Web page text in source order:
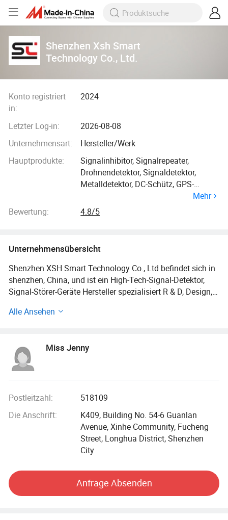
Shenzhen Xsh Smart
Technology Co., Ltd.
Konto registriert
in:
2024
Letzter Log-in:
2026-08-08
Unternehmensart:
Hersteller/Werk
Hauptprodukte:
Signalinhibitor, Signalrepeater,
Drohnendetektor, Signaldetektor,
Metalldetektor, DC-Schütz, GPS-
Tracker, Signalanalysator, Signaltester,
Gasdetektor
Mehr
Bewertung:
4.8/5
Unternehmensübersicht
Shenzhen XSH Smart Technology Co., Ltd befindet sich in
shenzhen, China, und ist ein High-Tech-Signal-Detektor,
Signal-Störer-Geräte Hersteller spezialisiert R & D, Design,
Wireless Coverage Product (2345G WiFi LTE BLE RF...), und
befriedigende Produkte, so dass unser Leben sicherer und
conveninet.
14001 Qualitätssystem Zertifizierung, zwei standardisierte
hat ein professionelles Forschungs-und Entwicklungsteam,
mehrere neue Produkte werden jedes Jahr eingeführt,
tägliche Produktion von Hunderten von Einheiten, Jedes
Gerät durch die Standard-Daten-Test und Alterungstest für
von Kundenaufträgen garantieren, die Produkte verkaufen
sich gut in mehr als sechzig Ländern wie den Vereinigten
Alle Ansehen
Miss Jenny
Postleitzahl:
518109
Die Anschrift:
K409, Building No. 54-6 Guanlan
Avenue, Xinhe Community, Fucheng
Street, Longhua District, Shenzhen
City
Anfrage Absenden